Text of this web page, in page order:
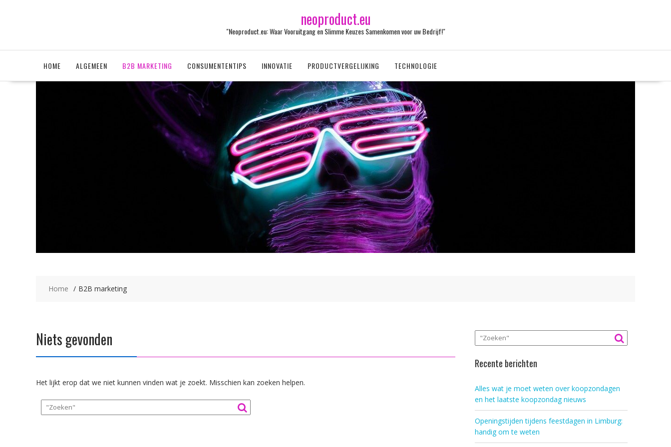
neoproduct.eu
"Neoproduct.eu: Waar Vooruitgang en Slimme Keuzes Samenkomen voor uw Bedrijf!"
HOME ALGEMEEN B2B MARKETING CONSUMENTENTIPS INNOVATIE PRODUCTVERGELIJKING TECHNOLOGIE
Home B2B marketing
Niets gevonden
Het lijkt erop dat we niet kunnen vinden wat je zoekt. Misschien kan zoeken helpen.
Recente berichten
Alles wat je moet weten over koopzondagen
en het laatste koopzondag nieuws
Openingstijden tijdens feestdagen in Limburg:
handig om te weten